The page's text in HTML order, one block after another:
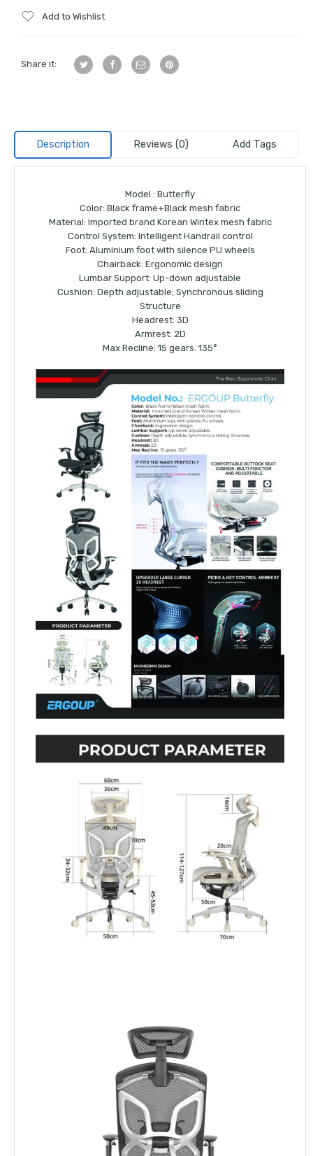
Add to Wishlist
Share it:
Description Reviews (0) Add Tags
Model : Butterfly
Color: Black frame+Black mesh fabric
Material: Imported brand Korean Wintex mesh fabric
Control System: Intelligent Handrail control
Foot: Aluminium foot with silence PU wheels
Chairback: Ergonomic design
Lumbar Support: Up-down adjustable
Cushion: Depth adjustable; Synchronous sliding
Structure
Headrest: 3D
Armrest: 2D
Max Recline: 15 gears. 135°